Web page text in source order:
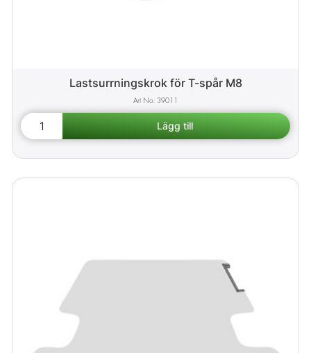
Lastsurrningskrok för T-spår M8
39011